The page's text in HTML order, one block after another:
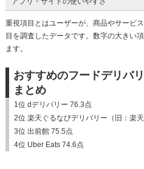
重視項目とはユーザーが、商品やサービ
目を調査したデータです。数字の大きい
ます。
おすすめのフードデリバ
まとめ
1位 dデリバリー 76.3点
2位 楽天ぐるなびデリバリー（旧：楽
3位 出前館 75.5点
4位 Uber Eats 74.6点